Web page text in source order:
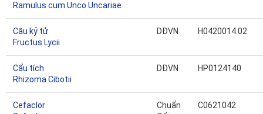
Ramulus cum Unco Uncariae
Câu kỷ tử
Fructus Lycii
DĐVN H0420014.02
Cẩu tích
Rhizoma Cibotii
DĐVN HP0124140
Cefaclor
Chuẩn
C0621042